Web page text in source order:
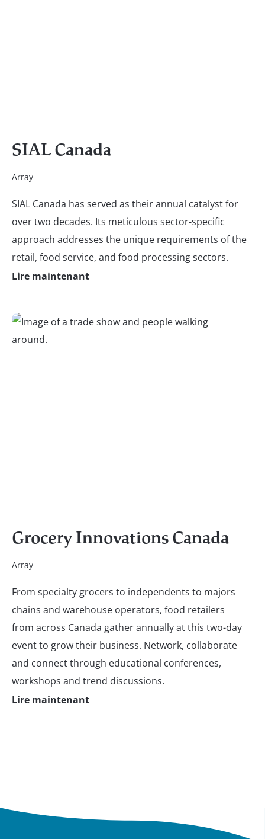
SIAL Canada
Array
SIAL Canada has served as their annual catalyst for
over two decades. Its meticulous sector-specific
approach addresses the unique requirements of the
retail, food service, and food processing sectors.
Lire maintenant
Grocery Innovations Canada
Array
From specialty grocers to independents to majors
chains and warehouse operators, food retailers
from across Canada gather annually at this two-day
event to grow their business. Network, collaborate
and connect through educational conferences,
workshops and trend discussions.
Lire maintenant